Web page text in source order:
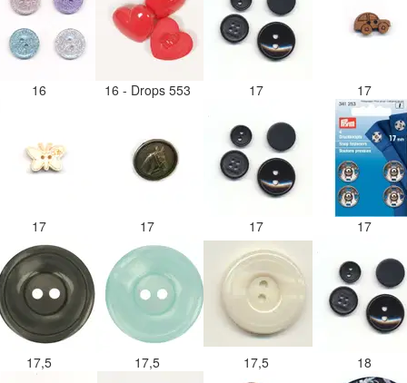
16 16 - Drops 553 17 17
17 17 17 17
17,5 17,5 17,5 18